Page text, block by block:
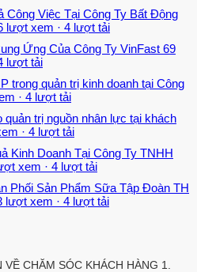
Công Việc Tại Công Ty Bất Động
lượt xem · 4 lượt tải
Ứng Của Công Ty VinFast 69
lượt tải
trong quản trị kinh doanh tại Công
· 4 lượt tải
quản trị nguồn nhân lực tại khách
· 4 lượt tải
Kinh Doanh Tại Công Ty TNHH
xem · 4 lượt tải
Phối Sản Phẩm Sữa Tập Đoàn TH
lượt xem · 4 lượt tải
CHĂM SÓC KHÁCH HÀNG 1.